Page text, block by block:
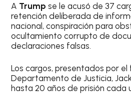
A Trump se le acusó de 37
retención deliberada de
nacional, conspiración para
ocultamiento corrupto de
declaraciones falsas.
Los cargos, presentados por el
Departamento de Justicia,
hasta 20 años de prisión cada